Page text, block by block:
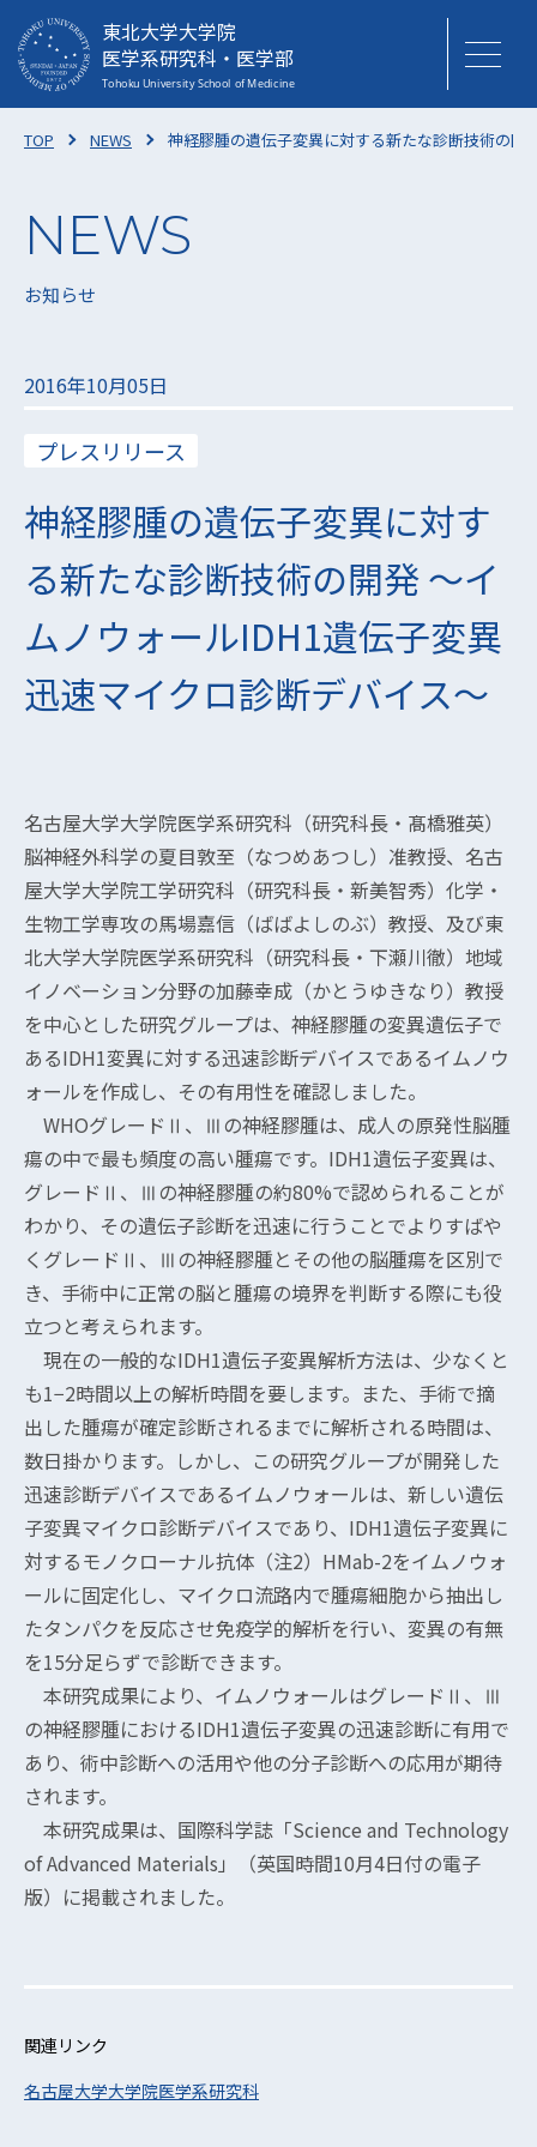
東北大学大学院
医学系研究科・医学部
TOP NEWS 神経膠腫の遺伝子変異に対する新たな診断技術の
お知らせ
2016年10月05日
プレスリリース
神経膠腫の遺伝子変異に対す
る新たな診断技術の開発 〜イ
ムノウォールIDH1遺伝子変異
迅速マイクロ診断デバイス～
名古屋大学大学院医学系研究科（研究科長・髙橋雅英）
脳神経外科学の夏目敦至（なつめあつし）准教授、名古
屋大学大学院工学研究科（研究科長・新美智秀）化学・
生物工学専攻の馬場嘉信（ばばよしのぶ）教授、及び東
北大学大学院医学系研究科（研究科長・下瀬川徹）地域
イノベーション分野の加藤幸成（かとうゆきなり）教授
を中心とした研究グループは、神経膠腫の変異遺伝子で
あるIDH1変異に対する迅速診断デバイスであるイムノウ
ォールを作成し、その有用性を確認しました。
WHOグレードⅡ、Ⅲの神経膠腫は、成人の原発性脳腫
瘍の中で最も頻度の高い腫瘍です。IDH1遺伝子変異は、
グレードⅡ、Ⅲの神経膠腫の約80%で認められることが
わかり、その遺伝子診断を迅速に行うことでよりすばや
くグレードⅡ、Ⅲの神経膠腫とその他の脳腫瘍を区別で
き、手術中に正常の脳と腫瘍の境界を判断する際にも役
立つと考えられます。
現在の一般的なIDH1遺伝子変異解析方法は、少なくと
も1−2時間以上の解析時間を要します。また、手術で摘
出した腫瘍が確定診断されるまでに解析される時間は、
数日掛かります。しかし、この研究グループが開発した
迅速診断デバイスであるイムノウォールは、新しい遺伝
子変異マイクロ診断デバイスであり、IDH1遺伝子変異に
対するモノクローナル抗体（注2）HMab-2をイムノウォ
ールに固定化し、マイクロ流路内で腫瘍細胞から抽出し
たタンパクを反応させ免疫学的解析を行い、変異の有無
を15分足らずで診断できます。
本研究成果により、イムノウォールはグレードⅡ、Ⅲ
の神経膠腫におけるIDH1遺伝子変異の迅速診断に有用で
あり、術中診断への活用や他の分子診断への応用が期待
されます。
本研究成果は、国際科学誌「Science and Technology
of Advanced Materials」（英国時間10月4日付の電子
版）に掲載されました。
関連リンク
名古屋大学大学院医学系研究科